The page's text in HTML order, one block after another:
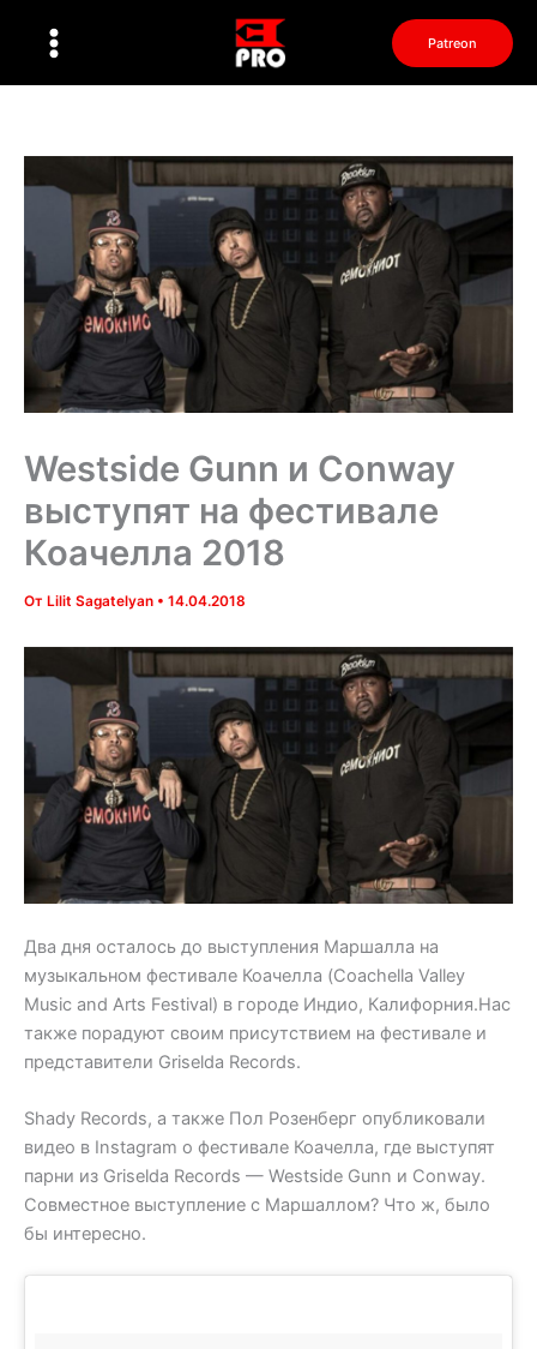
Patreon
Westside Gunn и Conway
выступят на фестивале
Коачелла 2018
От Lilit Sagatelyan • 14.04.2018
Два дня осталось до выступления Маршалла на
музыкальном фестивале Коачелла (Coachella Valley
Music and Arts Festival) в городе Индио, Калифорния.Нас
также порадуют своим присутствием на фестивале и
представители Griselda Records.
Shady Records, а также Пол Розенберг опубликовали
видео в Instagram о фестивале Коачелла, где выступят
парни из Griselda Records — Westside Gunn и Conway.
Совместное выступление с Маршаллом? Что ж, было
бы интересно.